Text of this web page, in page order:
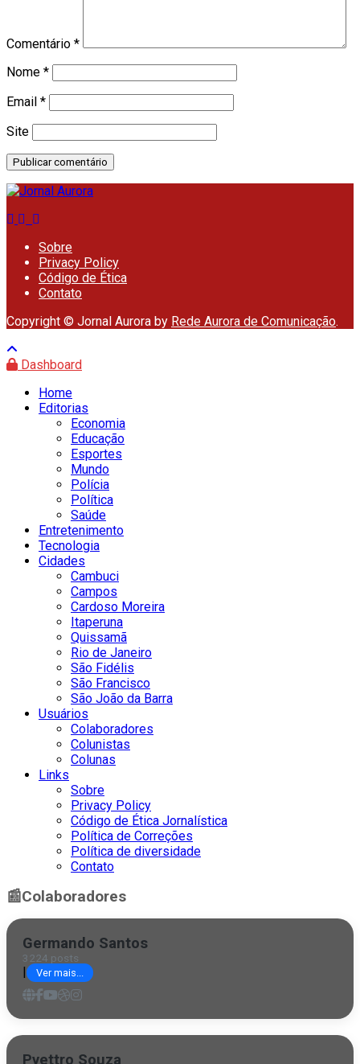
Comentário *
Nome *
Email *
Site
Sobre
Privacy Policy
Código de Ética
Contato
Copyright © Jornal Aurora by Rede Aurora de Comunicação.
Dashboard
Home
Editorias
Economia
Educação
Esportes
Mundo
Polícia
Política
Saúde
Entretenimento
Tecnologia
Cidades
Cambuci
Campos
Cardoso Moreira
Itaperuna
Quissamã
Rio de Janeiro
São Fidélis
São Francisco
São João da Barra
Usuários
Colaboradores
Colunistas
Colunas
Links
Sobre
Privacy Policy
Código de Ética Jornalística
Política de Correções
Política de diversidade
Contato
📰Colaboradores
Germando Santos
3224 posts
| Ver mais...
Pyettro Souza